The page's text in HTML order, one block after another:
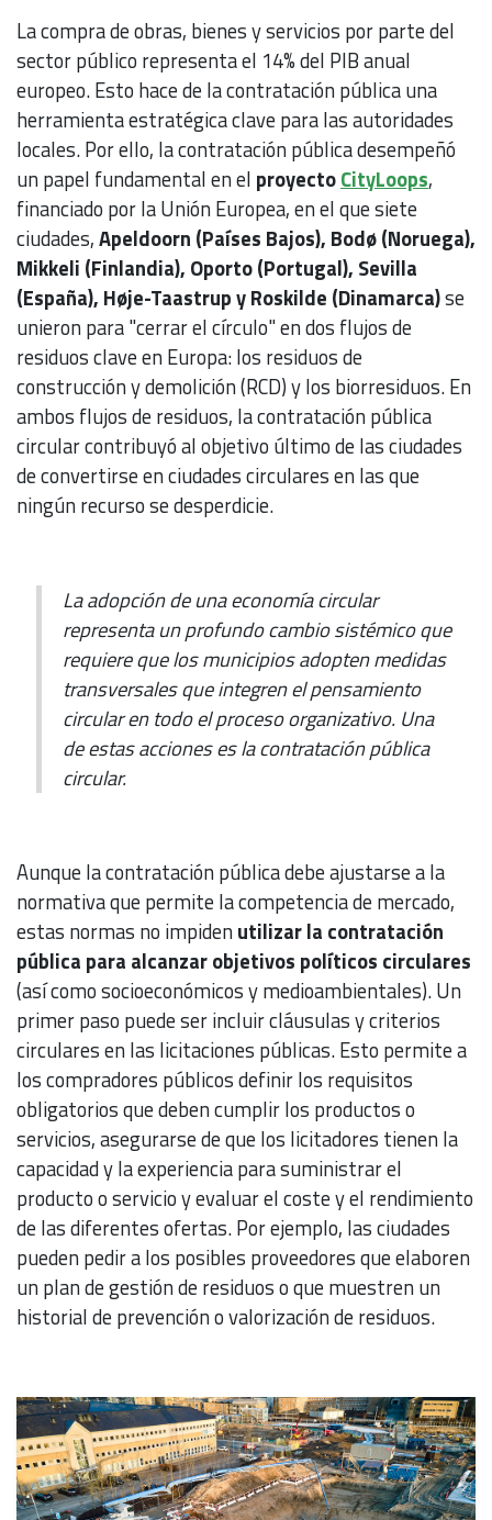
La compra de obras, bienes y servicios por parte del
sector público representa el 14% del PIB anual
europeo. Esto hace de la contratación pública una
herramienta estratégica clave para las autoridades
locales. Por ello, la contratación pública desempeñó
un papel fundamental en el proyectoCityLoops,
financiado por la Unión Europea, en el que siete
ciudades,Apeldoorn (Países Bajos), Bodø (Noruega),
Mikkeli (Finlandia), Oporto (Portugal), Sevilla
(España), Høje-Taastrup y Roskilde (Dinamarca)se
unieron para "cerrar el círculo" en dos flujos de
residuos clave en Europa: los residuos de
construcción y demolición (RCD) y los biorresiduos. En
ambos flujos de residuos, la contratación pública
circular contribuyó al objetivo último de las ciudades
de convertirse en ciudades circulares en las que
ningún recurso se desperdicie.
La adopción de una economía circular
representa un profundo cambio sistémico que
requiere que los municipios adopten medidas
transversales que integren el pensamiento
circular en todo el proceso organizativo. Una
de estas acciones es la contratación pública
circular.
Aunque la contratación pública debe ajustarse a la
normativa que permite la competencia de mercado,
estas normas no impidenutilizar la contratación
pública para alcanzar objetivos políticos circulares
(así como socioeconómicos y medioambientales). Un
primer paso puede ser incluir cláusulas y criterios
circulares en las licitaciones públicas. Esto permite a
los compradores públicos definir los requisitos
obligatorios que deben cumplir los productos o
servicios, asegurarse de que los licitadores tienen la
capacidad y la experiencia para suministrar el
producto o servicio y evaluar el coste y el rendimiento
de las diferentes ofertas. Por ejemplo, las ciudades
pueden pedir a los posibles proveedores que elaboren
un plan de gestión de residuos o que muestren un
historial de prevención o valorización de residuos.